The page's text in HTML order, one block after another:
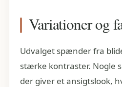
Variationer og
Udvalget spænder fra
stærke kontraster. Nogle
der giver et ansigtslook,